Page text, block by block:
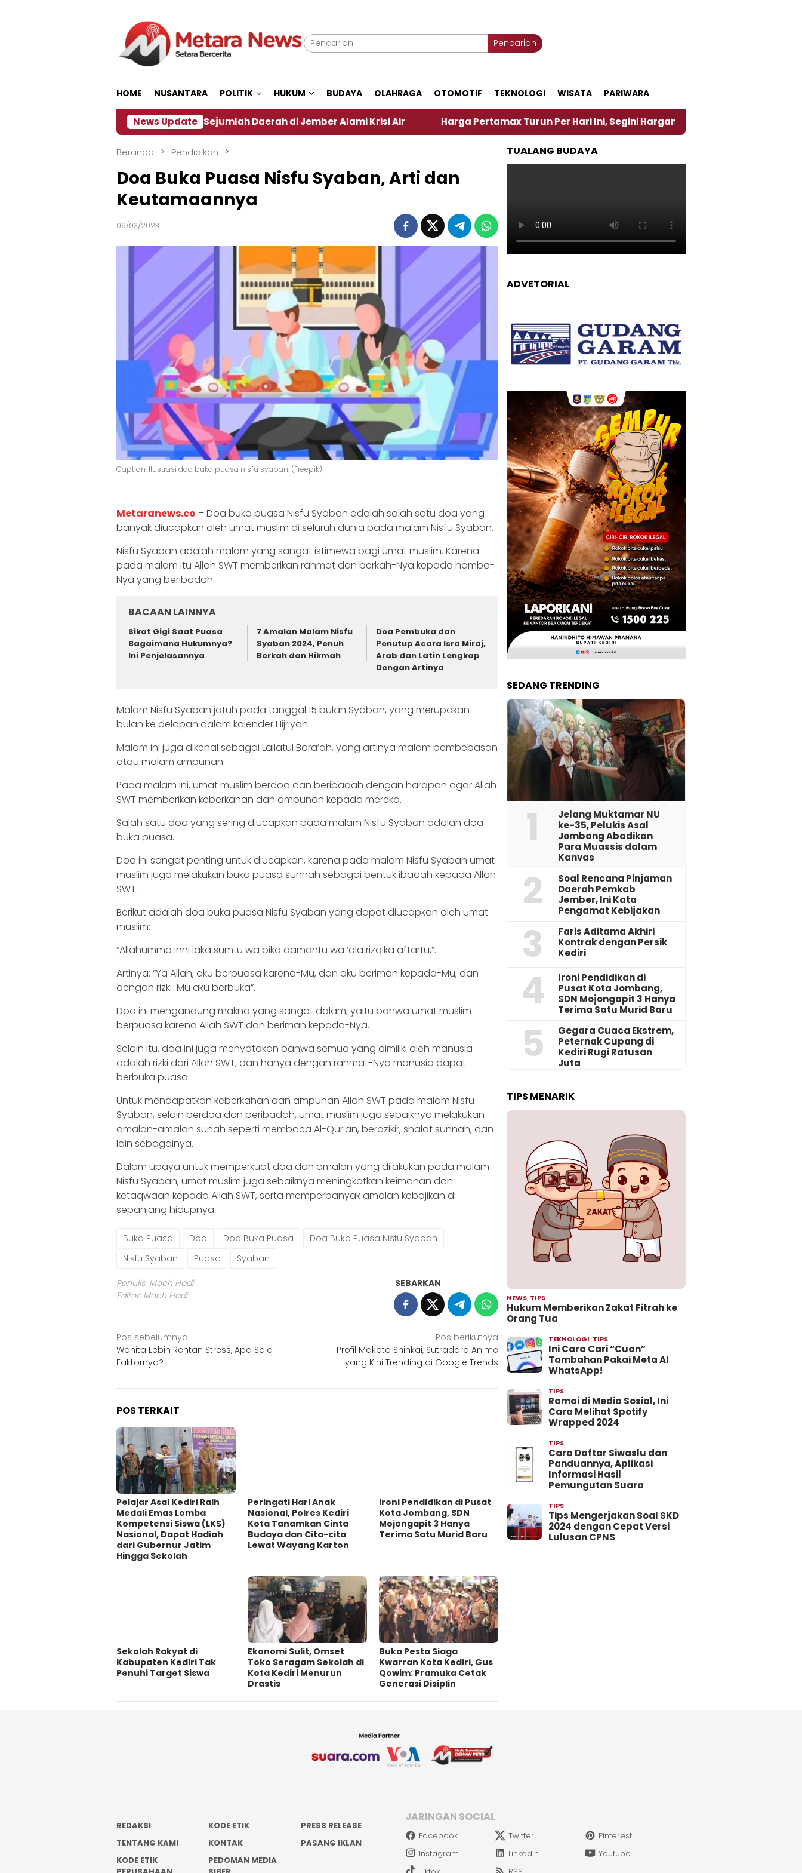
Pencarian
HOME NUSANTARA POLITIK HUKUM BUDAYA OLAHRAGA OTOMOTIF TEKNOLOGI WISATA PARIWARA
News Update
Dampak El Nino, Sejumlah Daerah di Jember Alami Krisi Air Harga Pertamax Turun Per Hari Ini, Segini Harganya ‎Nasirun Maestro Lukis
Beranda Pendidikan
Doa Buka Puasa Nisfu Syaban, Arti dan
Keutamaannya
09/03/2023
Caption: Ilustrasi doa buka puasa nisfu syaban. (Freepik)
Metaranews.co – Doa buka puasa Nisfu Syaban adalah salah satu doa yang
banyak diucapkan oleh umat muslim di seluruh dunia pada malam Nisfu Syaban.
Nisfu Syaban adalah malam yang sangat istimewa bagi umat muslim. Karena
pada malam itu Allah SWT memberikan rahmat dan berkah-Nya kepada hamba-
Nya yang beribadah.
BACAAN LAINNYA
Sikat Gigi Saat Puasa
Bagaimana Hukumnya?
Ini Penjelasannya
7 Amalan Malam Nisfu
Syaban 2024, Penuh
Berkah dan Hikmah
Doa Pembuka dan
Penutup Acara Isra Miraj,
Arab dan Latin Lengkap
Dengan Artinya
Malam Nisfu Syaban jatuh pada tanggal 15 bulan Syaban, yang merupakan
bulan ke delapan dalam kalender Hijriyah.
Malam ini juga dikenal sebagai Lailatul Bara’ah, yang artinya malam pembebasan
atau malam ampunan.
Pada malam ini, umat muslim berdoa dan beribadah dengan harapan agar Allah
SWT memberikan keberkahan dan ampunan kepada mereka.
Salah satu doa yang sering diucapkan pada malam Nisfu Syaban adalah doa
buka puasa.
Doa ini sangat penting untuk diucapkan, karena pada malam Nisfu Syaban umat
muslim juga melakukan buka puasa sunnah sebagai bentuk ibadah kepada Allah
SWT.
Berikut adalah doa buka puasa Nisfu Syaban yang dapat diucapkan oleh umat
muslim:
“Allahumma inni laka sumtu wa bika aamantu wa ‘ala rizqika aftartu,”.
Artinya: “Ya Allah, aku berpuasa karena-Mu, dan aku beriman kepada-Mu, dan
dengan rizki-Mu aku berbuka”.
Doa ini mengandung makna yang sangat dalam, yaitu bahwa umat muslim
berpuasa karena Allah SWT dan beriman kepada-Nya.
Selain itu, doa ini juga menyatakan bahwa semua yang dimiliki oleh manusia
adalah rizki dari Allah SWT, dan hanya dengan rahmat-Nya manusia dapat
berbuka puasa.
Untuk mendapatkan keberkahan dan ampunan Allah SWT pada malam Nisfu
Syaban, selain berdoa dan beribadah, umat muslim juga sebaiknya melakukan
amalan-amalan sunah seperti membaca Al-Qur’an, berdzikir, shalat sunnah, dan
lain sebagainya.
Dalam upaya untuk memperkuat doa dan amalan yang dilakukan pada malam
Nisfu Syaban, umat muslim juga sebaiknya meningkatkan keimanan dan
ketaqwaan kepada Allah SWT, serta memperbanyak amalan kebajikan di
sepanjang hidupnya.
Buka Puasa Doa Doa Buka Puasa
Doa Buka Puasa Nisfu Syaban
Nisfu Syaban
Puasa Syaban
Penulis: Moch Hadi
Editor: Moch Hadi
SEBARKAN
Navigasi
pos
Pos sebelumnya
Wanita Lebih Rentan Stress, Apa Saja
Faktornya?
Pos berikutnya
Profil Makoto Shinkai, Sutradara Anime
yang Kini Trending di Google Trends
POS TERKAIT
Pelajar Asal Kediri Raih
Medali Emas Lomba
Kompetensi Siswa (LKS)
Nasional, Dapat Hadiah
dari Gubernur Jatim
Hingga Sekolah
‎Peringati Hari Anak
Nasional, Polres Kediri
Kota Tanamkan Cinta
Budaya dan Cita-cita
Lewat Wayang Karton ‎ ‎
Ironi Pendidikan di Pusat
Kota Jombang, SDN
Mojongapit 3 Hanya
Terima Satu Murid Baru
Sekolah Rakyat di
Kabupaten Kediri Tak
Penuhi Target Siswa
Ekonomi Sulit, Omset
Toko Seragam Sekolah di
Kota Kediri Menurun
Drastis
Buka Pesta Siaga
Kwarran Kota Kediri, Gus
Qowim: Pramuka Cetak
Generasi Disiplin
TUALANG BUDAYA
ADVETORIAL
SEDANG TRENDING
1
Jelang Muktamar NU
ke-35, Pelukis Asal
Jombang Abadikan
Para Muassis dalam
Kanvas
2
‎Soal Rencana Pinjaman
Daerah Pemkab
Jember, Ini Kata
Pengamat Kebijakan ‎
3
Faris Aditama Akhiri
Kontrak dengan Persik
Kediri
4
Ironi Pendidikan di
Pusat Kota Jombang,
SDN Mojongapit 3 Hanya
Terima Satu Murid Baru
5
‎Gegara Cuaca Ekstrem,
Peternak Cupang di
Kediri Rugi Ratusan
Juta
TIPS MENARIK
NEWS, TIPS
Hukum Memberikan Zakat Fitrah ke
Orang Tua
TEKNOLOGI, TIPS
Ini Cara Cari “Cuan”
Tambahan Pakai Meta AI
WhatsApp!
TIPS
Ramai di Media Sosial, Ini
Cara Melihat Spotify
Wrapped 2024
TIPS
Cara Daftar Siwaslu dan
Panduannya, Aplikasi
Informasi Hasil
Pemungutan Suara
TIPS
Tips Mengerjakan Soal SKD
2024 dengan Cepat Versi
Lulusan CPNS
REDAKSI KODE ETIK
PRESS RELEASE
TENTANG KAMI
KONTAK
PASANG IKLAN
KODE ETIK
PEDOMAN MEDIA
JARINGAN SOCIAL
Facebook Twitter
Pinterest
Instagram
Linkedin
Youtube